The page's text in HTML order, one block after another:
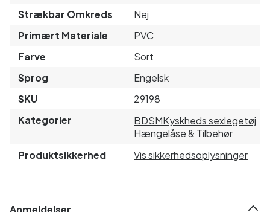
Strækbar Omkreds
Nej
Primært Materiale
PVC
Farve
Sort
Sprog
Engelsk
SKU
29198
Kategorier
BDSMKyskheds sexlegetøj
Hængelåse & Tilbehør
Produktsikkerhed
Vis sikkerhedsoplysninger